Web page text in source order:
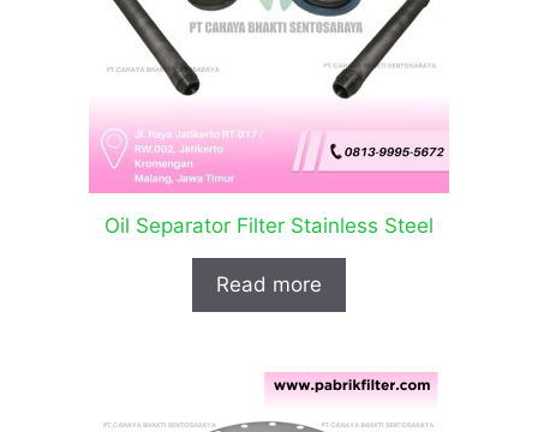
Oil Separator Filter Stainless Steel
Read more